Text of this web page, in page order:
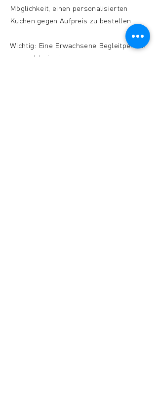
Möglichkeit, einen personalisierten
Kuchen gegen Aufpreis zu bestellen
Wichtig: Eine Erwachsene Begleitperson
muss dabei sein.